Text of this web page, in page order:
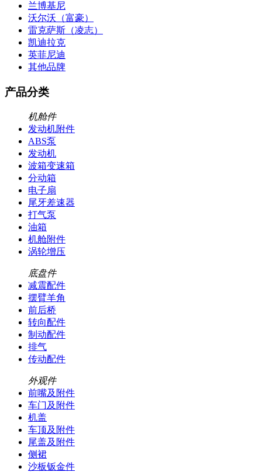
兰博基尼
沃尔沃（富豪）
雷克萨斯（凌志）
凯迪拉克
英菲尼迪
其他品牌
产品分类
机舱件
发动机附件
ABS泵
发动机
波箱变速箱
分动箱
电子扇
尾牙差速器
打气泵
油箱
机舱附件
涡轮增压
底盘件
减震配件
摆臂羊角
前后桥
转向配件
制动配件
排气
传动配件
外观件
前嘴及附件
车门及附件
机盖
车顶及附件
尾盖及附件
侧裙
沙板钣金件